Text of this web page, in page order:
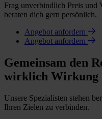
Frag unverbindlich Preis und
beraten dich gern persönlich.
Angebot anfordern
Angebot anfordern
Gemeinsam den
wirklich Wirkung
Unsere Spezialisten stehen
Ihren Zielen zu verbinden.